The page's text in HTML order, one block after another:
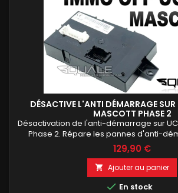
DÉSACTIVE L'ANTI DÉMARRAGE SUR
MASCOTT PHASE 2
Désactivation de l'anti-démarrage sur
Phase 2. Répare les pannes d'anti-
conservant votre boîtier UCH d'origine.
compatible avec les UCH bloqués après
mauvaise programmation. Boîtier
réparation, retour généralement sous
129,90 €
 Ajouter au panier
 En stock